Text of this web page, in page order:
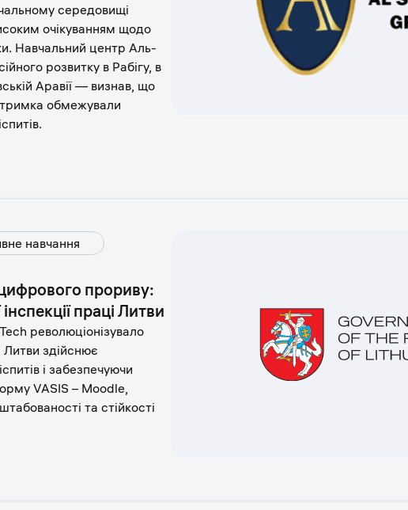
середовищі
очікуванням щодо
Навчальний центр Аль-
розвитку в Рабігу, в
Аравії — визнав, що
обмежували
навчання
прориву:
праці Литви
революціонізувало
Литви здійснює
і забезпечуючи
VASIS – Moodle,
та стійкості